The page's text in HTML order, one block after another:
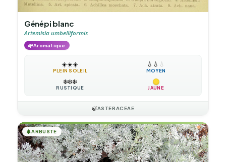
Génépi blanc
Artemisia umbelliformis
🌱Aromatique
☀️☀️☀️
PLEIN SOLEIL
💧 💧 💧
MOYEN
❄️❄️❄️
RUSTIQUE JAUNE
🍃ASTERACEAE
🌲ARBUSTE